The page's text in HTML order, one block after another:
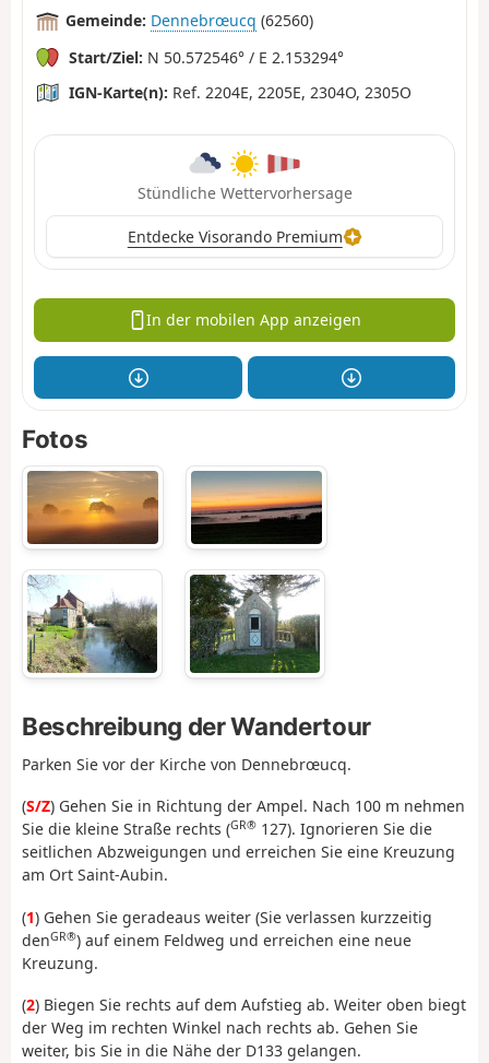
Gemeinde: Dennebrœucq (62560)
Start/Ziel: N 50.572546° / E 2.153294°
IGN-Karte(n): Ref. 2204E, 2205E, 2304O, 2305O
Stündliche Wettervorhersage
Entdecke Visorando Premium
In der mobilen App anzeigen
Fotos
Beschreibung der Wandertour
Parken Sie vor der Kirche von Dennebrœucq.
(S/Z) Gehen Sie in Richtung der Ampel. Nach 100 m nehmen
Sie die kleine Straße rechts (GR® 127). Ignorieren Sie die
seitlichen Abzweigungen und erreichen Sie eine Kreuzung
am Ort Saint-Aubin.
(1) Gehen Sie geradeaus weiter (Sie verlassen kurzzeitig
denGR®) auf einem Feldweg und erreichen eine neue
Kreuzung.
(2) Biegen Sie rechts auf dem Aufstieg ab. Weiter oben biegt
der Weg im rechten Winkel nach rechts ab. Gehen Sie
weiter, bis Sie in die Nähe der D133 gelangen.